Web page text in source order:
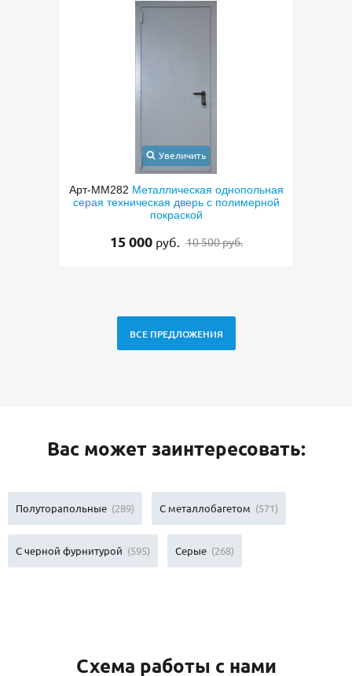
Увеличить
Арт-ММ265Полуторастворчатая входная
дверь с боковой вставкой, порошковым
синим покрытием, ручкой-скобой,
48 500руб. 49 500 руб.
ВСЕ ПРЕДЛОЖЕНИЯ
Вас может заинтересовать:
Полуторапольные (289) С металлобагетом (571)
С черной фурнитурой (595) Серые (268)
Схема работы с нами